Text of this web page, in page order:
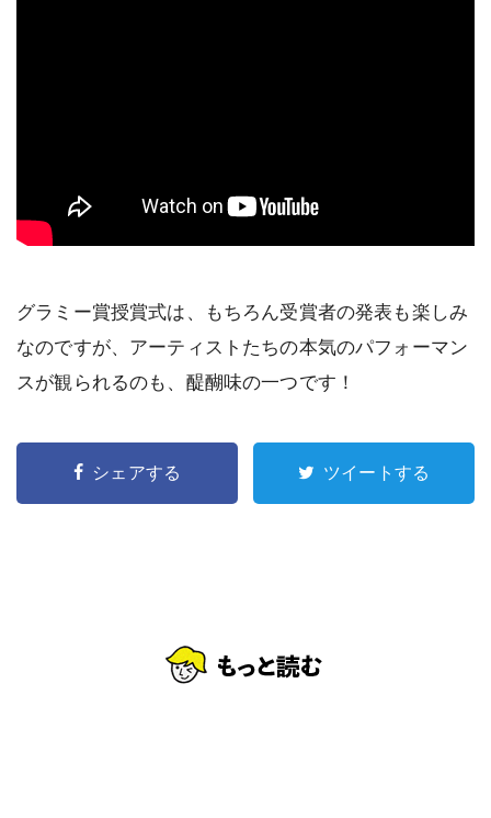
グラミー賞授賞式は、もちろん受賞者の発表も楽しみ
なのですが、アーティストたちの本気のパフォーマン
スが観られるのも、醍醐味の一つです！
シェアする ツイートする